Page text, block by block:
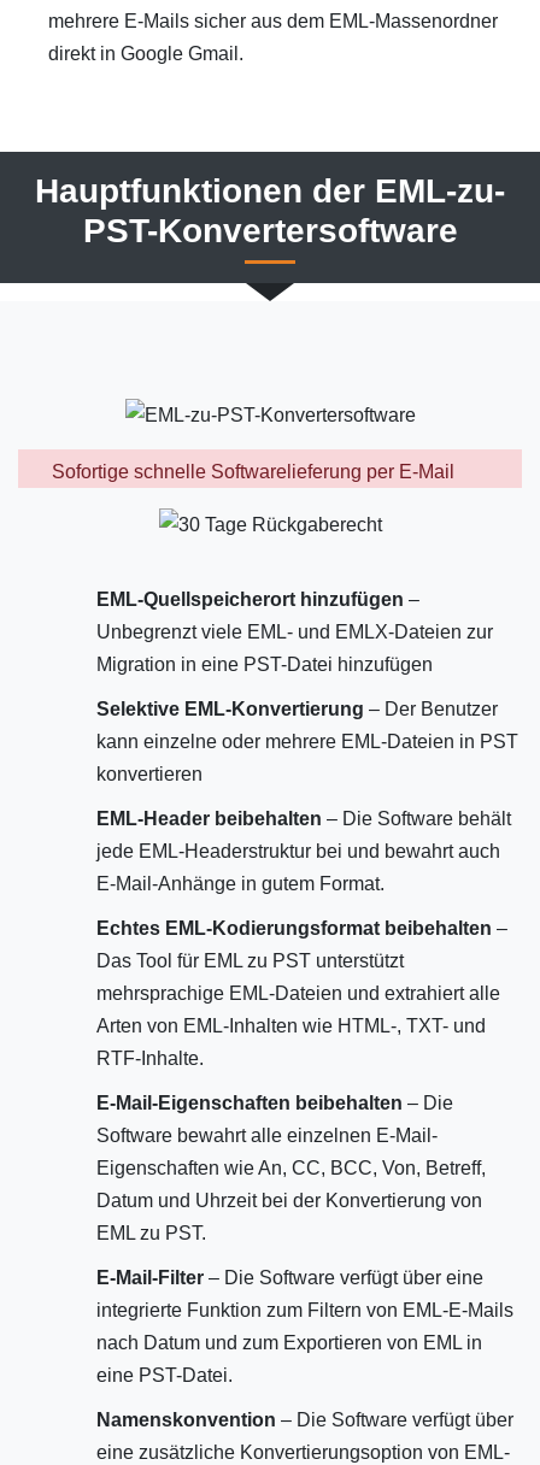
mehrere E-Mails sicher aus dem EML-Massenordner
direkt in Google Gmail.
Hauptfunktionen der EML-zu-
PST-Konvertersoftware
Sofortige schnelle Softwarelieferung per E-Mail
EML-Quellspeicherort hinzufügen –
Unbegrenzt viele EML- und EMLX-Dateien zur
Migration in eine PST-Datei hinzufügen
Selektive EML-Konvertierung – Der Benutzer
kann einzelne oder mehrere EML-Dateien in PST
konvertieren
EML-Header beibehalten – Die Software behält
jede EML-Headerstruktur bei und bewahrt auch
E-Mail-Anhänge in gutem Format.
Echtes EML-Kodierungsformat beibehalten –
Das Tool für EML zu PST unterstützt
mehrsprachige EML-Dateien und extrahiert alle
Arten von EML-Inhalten wie HTML-, TXT- und
RTF-Inhalte.
E-Mail-Eigenschaften beibehalten – Die
Software bewahrt alle einzelnen E-Mail-
Eigenschaften wie An, CC, BCC, Von, Betreff,
Datum und Uhrzeit bei der Konvertierung von
EML zu PST.
E-Mail-Filter – Die Software verfügt über eine
integrierte Funktion zum Filtern von EML-E-Mails
nach Datum und zum Exportieren von EML in
eine PST-Datei.
Namenskonvention – Die Software verfügt über
eine zusätzliche Konvertierungsoption von EML-